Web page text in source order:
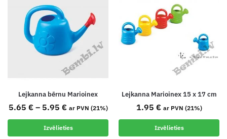
Lejkanna bērnu Marioinex
5.65 € – 5.95 € ar PVN (21%)
Izvēlieties
Lejkanna Marioinex 15 x 17 cm
1.95 € ar PVN (21%)
Izvēlieties